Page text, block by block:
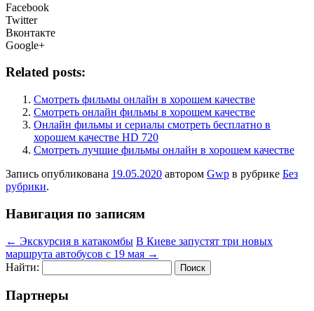
Facebook
Twitter
Вконтакте
Google+
Related posts:
Смотреть фильмы онлайн в хорошем качестве
Смотреть онлайн фильмы в хорошем качестве
Онлайн фильмы и сериалы смотреть бесплатно в
хорошем качестве HD 720
Cмотреть лучшие фильмы онлайн в хорошем качестве
Запись опубликована 19.05.2020 автором Gwp в рубрике Без
рубрики.
Навигация по записям
← Экскурсия в катакомбы В Киеве запустят три новых
маршрута автобусов с 19 мая →
Найти:
Партнеры